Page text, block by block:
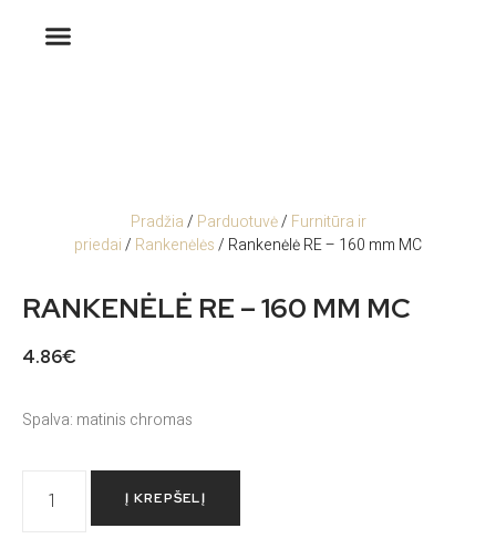
Pradžia/ Parduotuvė/ Furnitūra ir
priedai/ Rankenėlės/ Rankenėlė RE – 160 mm MC
RANKENĖLĖ RE – 160 MM MC
4.86€
Spalva: matinis chromas
Į KREPŠELĮ